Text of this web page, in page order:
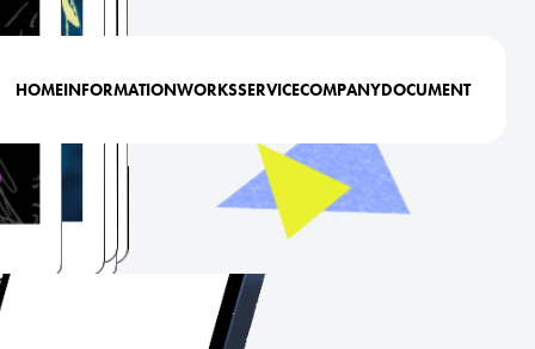
HOMEINFORMATIONWORKSSERVICECOMPANYDOCUMENT